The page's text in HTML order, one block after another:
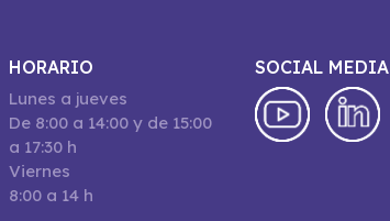
HORARIO
Lunes a jueves
De 8:00 a 14:00 y de 15:00
a 17:30 h
Viernes
8:00 a 14 h
SOCIAL MEDIA